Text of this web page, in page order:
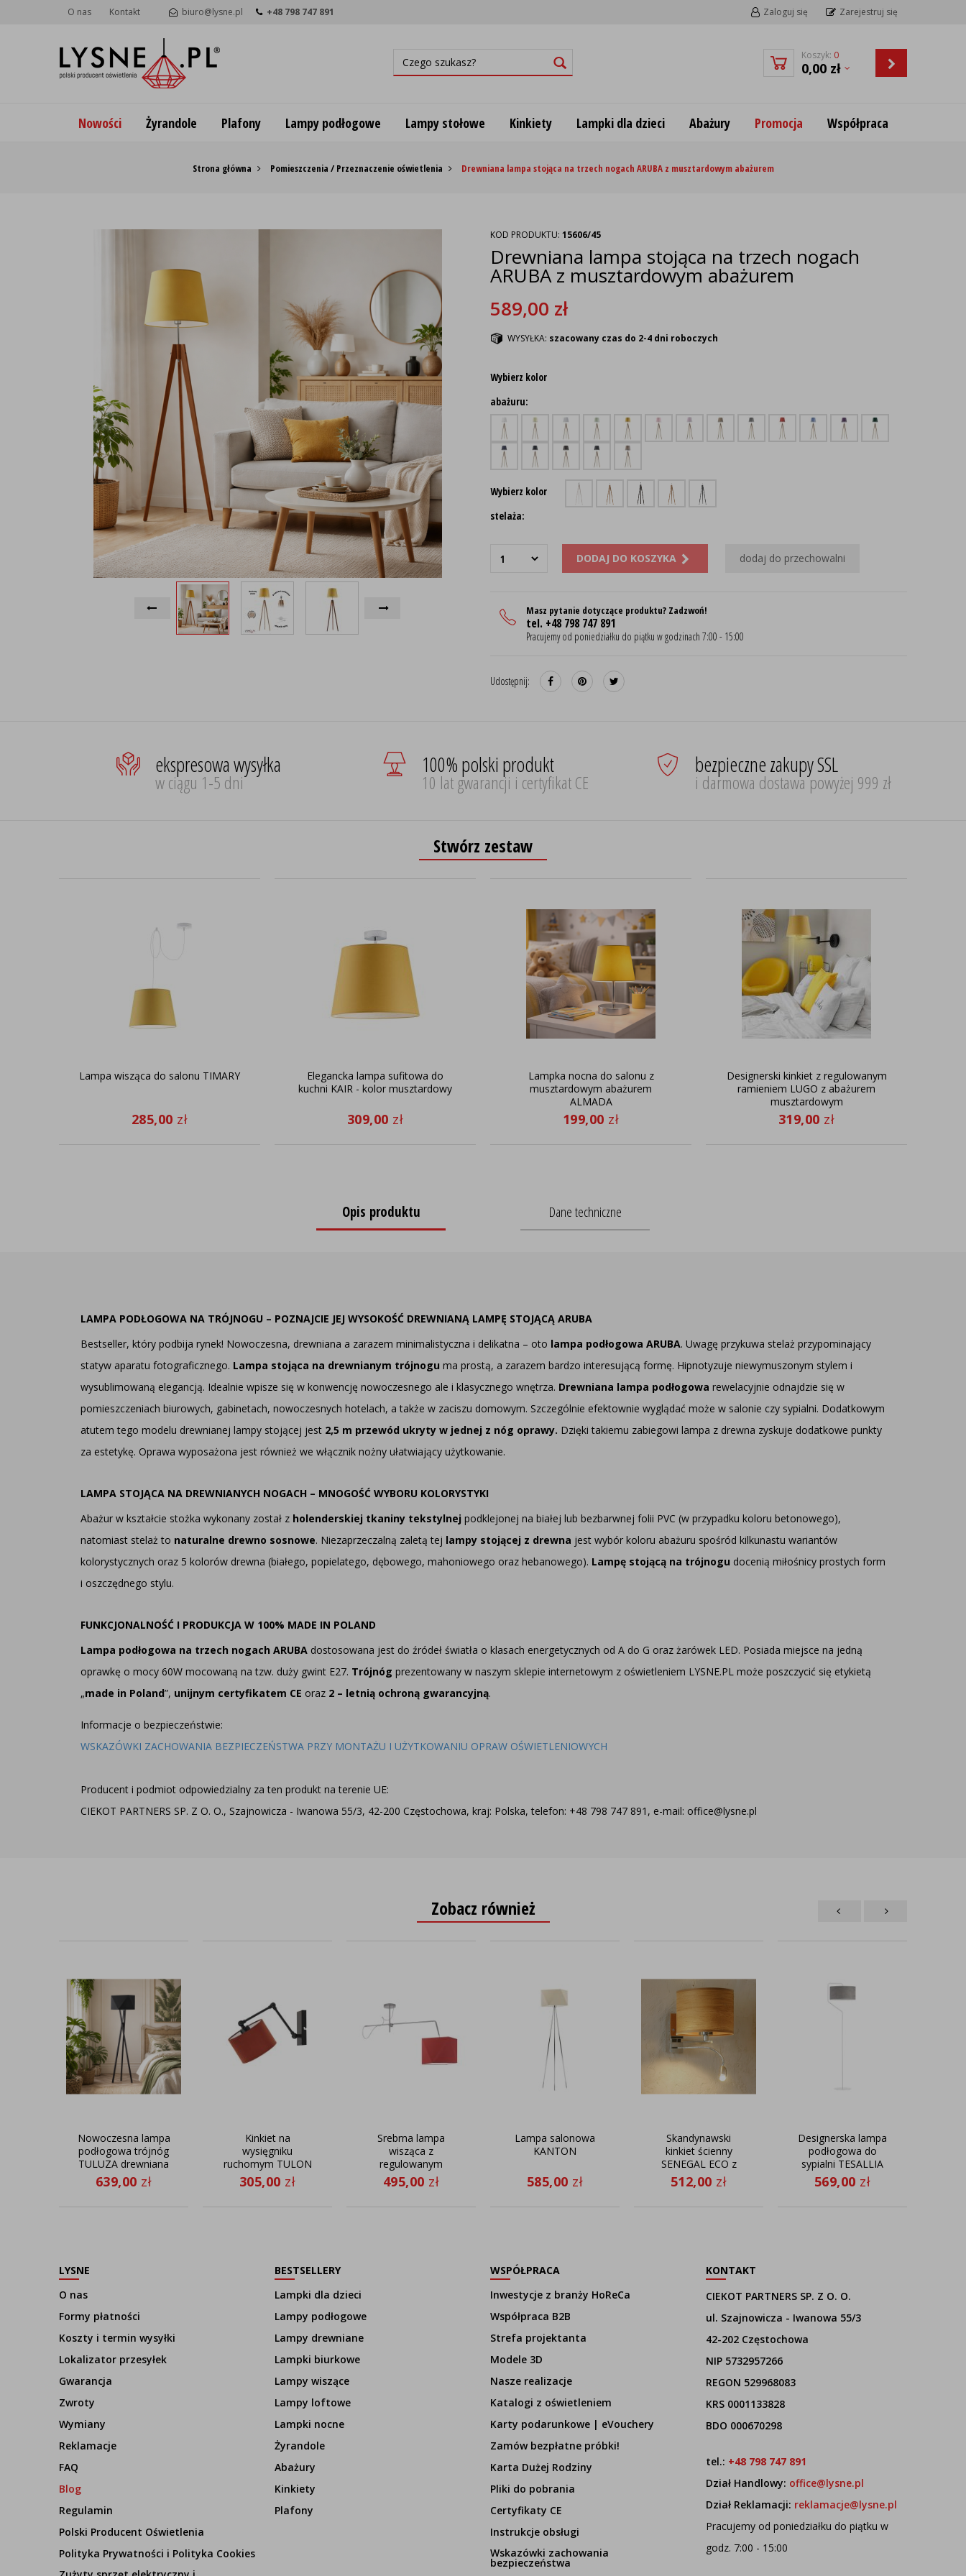
O nas Kontakt biuro@lysne.pl +48 798 747 891 Zaloguj się Zarejestruj się
Koszyk: 0
0,00 zł
Nowości Żyrandole Plafony Lampy podłogowe Lampy stołowe Kinkiety Lampki dla dzieci Abażury Promocja Współpraca
Strona główna Pomieszczenia / Przeznaczenie oświetlenia Drewniana lampa stojąca na trzech nogach ARUBA z musztardowym abażurem
KOD PRODUKTU: 15606/45
Drewniana lampa stojąca na trzech nogach
ARUBA z musztardowym abażurem
589,00 zł
WYSYŁKA: szacowany czas do 2-4 dni roboczych
Wybierz kolor
abażuru:
Wybierz kolor
stelaża:
DODAJ DO KOSZYKA dodaj do przechowalni
Masz pytanie dotyczące produktu? Zadzwoń!
tel. +48 798 747 891
Pracujemy od poniedziałku do piątku w godzinach 7:00 - 15:00
Udostępnij:
ekspresowa wysyłka
w ciągu 1-5 dni
100% polski produkt
10 lat gwarancji i certyfikat CE
bezpieczne zakupy SSL
i darmowa dostawa powyżej 999 zł
Stwórz zestaw
Lampa wisząca do salonu TIMARY
285,00 zł
Elegancka lampa sufitowa do
kuchni KAIR - kolor musztardowy
309,00 zł
Lampka nocna do salonu z
musztardowym abażurem
ALMADA
199,00 zł
Designerski kinkiet z regulowanym
ramieniem LUGO z abażurem
musztardowym
319,00 zł
Opis produktu Dane techniczne
LAMPA PODŁOGOWA NA TRÓJNOGU – POZNAJCIE JEJ WYSOKOŚĆ DREWNIANĄ LAMPĘ STOJĄCĄ ARUBA
Bestseller, który podbija rynek! Nowoczesna, drewniana a zarazem minimalistyczna i delikatna – oto lampa podłogowa ARUBA. Uwagę przykuwa stelaż przypominający
statyw aparatu fotograficznego. Lampa stojąca na drewnianym trójnogu ma prostą, a zarazem bardzo interesującą formę. Hipnotyzuje niewymuszonym stylem i
wysublimowaną elegancją. Idealnie wpisze się w konwencję nowoczesnego ale i klasycznego wnętrza. Drewniana lampa podłogowa rewelacyjnie odnajdzie się w
pomieszczeniach biurowych, gabinetach, nowoczesnych hotelach, a także w zaciszu domowym. Szczególnie efektownie wyglądać może w salonie czy sypialni. Dodatkowym
atutem tego modelu drewnianej lampy stojącej jest 2,5 m przewód ukryty w jednej z nóg oprawy. Dzięki takiemu zabiegowi lampa z drewna zyskuje dodatkowe punkty
za estetykę. Oprawa wyposażona jest również we włącznik nożny ułatwiający użytkowanie.
LAMPA STOJĄCA NA DREWNIANYCH NOGACH – MNOGOŚĆ WYBORU KOLORYSTYKI
Abażur w kształcie stożka wykonany został z holenderskiej tkaniny tekstylnej podklejonej na białej lub bezbarwnej folii PVC (w przypadku koloru betonowego),
natomiast stelaż to naturalne drewno sosnowe. Niezaprzeczalną zaletą tej lampy stojącej z drewna jest wybór koloru abażuru spośród kilkunastu wariantów
kolorystycznych oraz 5 kolorów drewna (białego, popielatego, dębowego, mahoniowego oraz hebanowego). Lampę stojącą na trójnogu docenią miłośnicy prostych form
i oszczędnego stylu.
FUNKCJONALNOŚĆ I PRODUKCJA W 100% MADE IN POLAND
Lampa podłogowa na trzech nogach ARUBA dostosowana jest do źródeł światła o klasach energetycznych od A do G oraz żarówek LED. Posiada miejsce na jedną
oprawkę o mocy 60W mocowaną na tzw. duży gwint E27. Trójnóg prezentowany w naszym sklepie internetowym z oświetleniem LYSNE.PL może poszczycić się etykietą
„made in Poland”, unijnym certyfikatem CE oraz 2 – letnią ochroną gwarancyjną.
Informacje o bezpieczeństwie:
WSKAZÓWKI ZACHOWANIA BEZPIECZEŃSTWA PRZY MONTAŻU I UŻYTKOWANIU OPRAW OŚWIETLENIOWYCH
Producent i podmiot odpowiedzialny za ten produkt na terenie UE:
CIEKOT PARTNERS SP. Z O. O., Szajnowicza - Iwanowa 55/3, 42-200 Częstochowa, kraj: Polska, telefon: +48 798 747 891, e-mail: office@lysne.pl
Zobacz również
Nowoczesna lampa
podłogowa trójnóg
TULUZA drewniana
lampa stojąca do
sypialni
639,00 zł
Kinkiet na
wysięgniku
ruchomym TULON
305,00 zł
Srebrna lampa
wisząca z
regulowanym
ramieniem
BUFFALO
495,00 zł
Lampa salonowa
KANTON
585,00 zł
Skandynawski
kinkiet ścienny
SENEGAL ECO z
dodatkowym
panelem LED
512,00 zł
Designerska lampa
podłogowa do
sypialni TESALLIA
VELUR
569,00 zł
LYSNE
O nas
Formy płatności
Koszty i termin wysyłki
Lokalizator przesyłek
Gwarancja
Zwroty
Wymiany
Reklamacje
FAQ
Blog
Regulamin
Polski Producent Oświetlenia
Polityka Prywatności i Polityka Cookies
BESTSELLERY
Lampki dla dzieci
Lampy podłogowe
Lampy drewniane
Lampki biurkowe
Lampy wiszące
Lampy loftowe
Lampki nocne
Żyrandole
Abażury
Kinkiety
Plafony
WSPÓŁPRACA
Inwestycje z branży HoReCa
Współpraca B2B
Strefa projektanta
Modele 3D
Nasze realizacje
Katalogi z oświetleniem
Karty podarunkowe | eVouchery
Zamów bezpłatne próbki!
Karta Dużej Rodziny
Pliki do pobrania
Certyfikaty CE
Instrukcje obsługi
Wskazówki zachowania
bezpieczeństwa
KONTAKT
CIEKOT PARTNERS SP. Z O. O.
ul. Szajnowicza - Iwanowa 55/3
42-202 Częstochowa
NIP 5732957266
REGON 529968083
KRS 0001133828
BDO 000670298
tel.: +48 798 747 891
Dział Handlowy: office@lysne.pl
Dział Reklamacji: reklamacje@lysne.pl
Pracujemy od poniedziałku do piątku w
godz. 7:00 - 15:00